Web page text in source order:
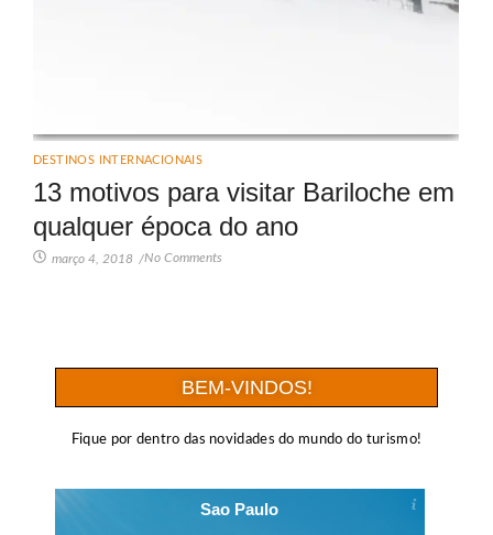
DESTINOS INTERNACIONAIS
13 motivos para visitar Bariloche em
qualquer época do ano
março 4, 2018 /No Comments
BEM-VINDOS!
Fique por dentro das novidades do mundo do turismo!
Sao Paulo